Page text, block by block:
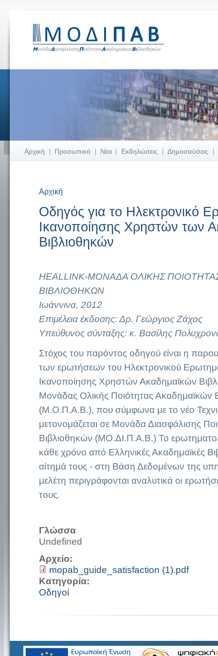
Αρχική Προσωπικό Νέα Εκδηλώσεις Δημοσιεύσεις
Είστε εδώ
Αρχική
Οδηγός για το Ηλεκτρονικό
Ικανοποίησης Χρηστών των
Βιβλιοθηκών
HEALLINK-ΜΟΝΑΔΑ ΟΛΙΚΗΣ
ΒΙΒΛΙΟΘΗΚΩΝ
Ιωάννινα, 2012
Επιμέλεια έκδοσης: Δρ. Γεώργιος Ζάχος
Υπεύθυνος σύνταξης: κ. Βασίλης
Στόχος του παρόντος οδηγού είναι η
των ερωτήσεων του Ηλεκτρονικού
Ικανοποίησης Χρηστών Ακαδημαϊκών
Μονάδας Ολικής Ποιότητας Ακαδημαϊκών
(Μ.Ο.Π.Α.Β.), που σύμφωνα με το νέο
μετονομάζεται σε Μονάδα Διασφάλισης
Βιβλιοθηκών (ΜΟ.ΔΙ.Π.Α.Β.) Το
κάθε χρόνο από Ελληνικές Ακαδημαϊκές
αίτημά τους - στη Βάση Δεδομένων της
μελέτη περιγράφονται αναλυτικά οι
τους.
Γλώσσα
Undefined
Αρχείο:
mopab_guide_satisfaction (1).pdf
Κατηγορία:
Οδηγοί